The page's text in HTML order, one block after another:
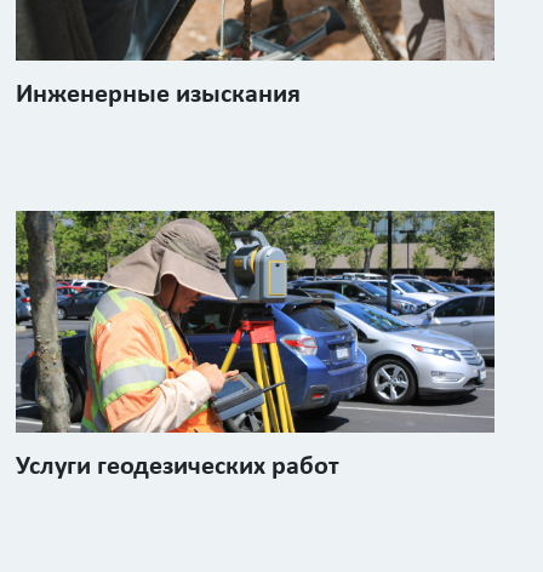
Инженерные изыскания
Услуги геодезических работ